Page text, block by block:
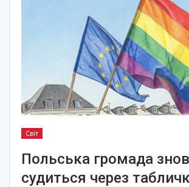
Світ
Польська громада
судиться через